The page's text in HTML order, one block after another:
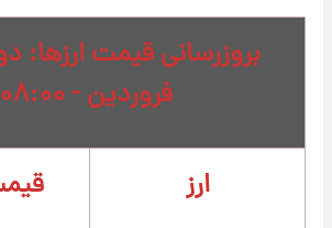
فروردین - ۰۸:۰۰
ارز